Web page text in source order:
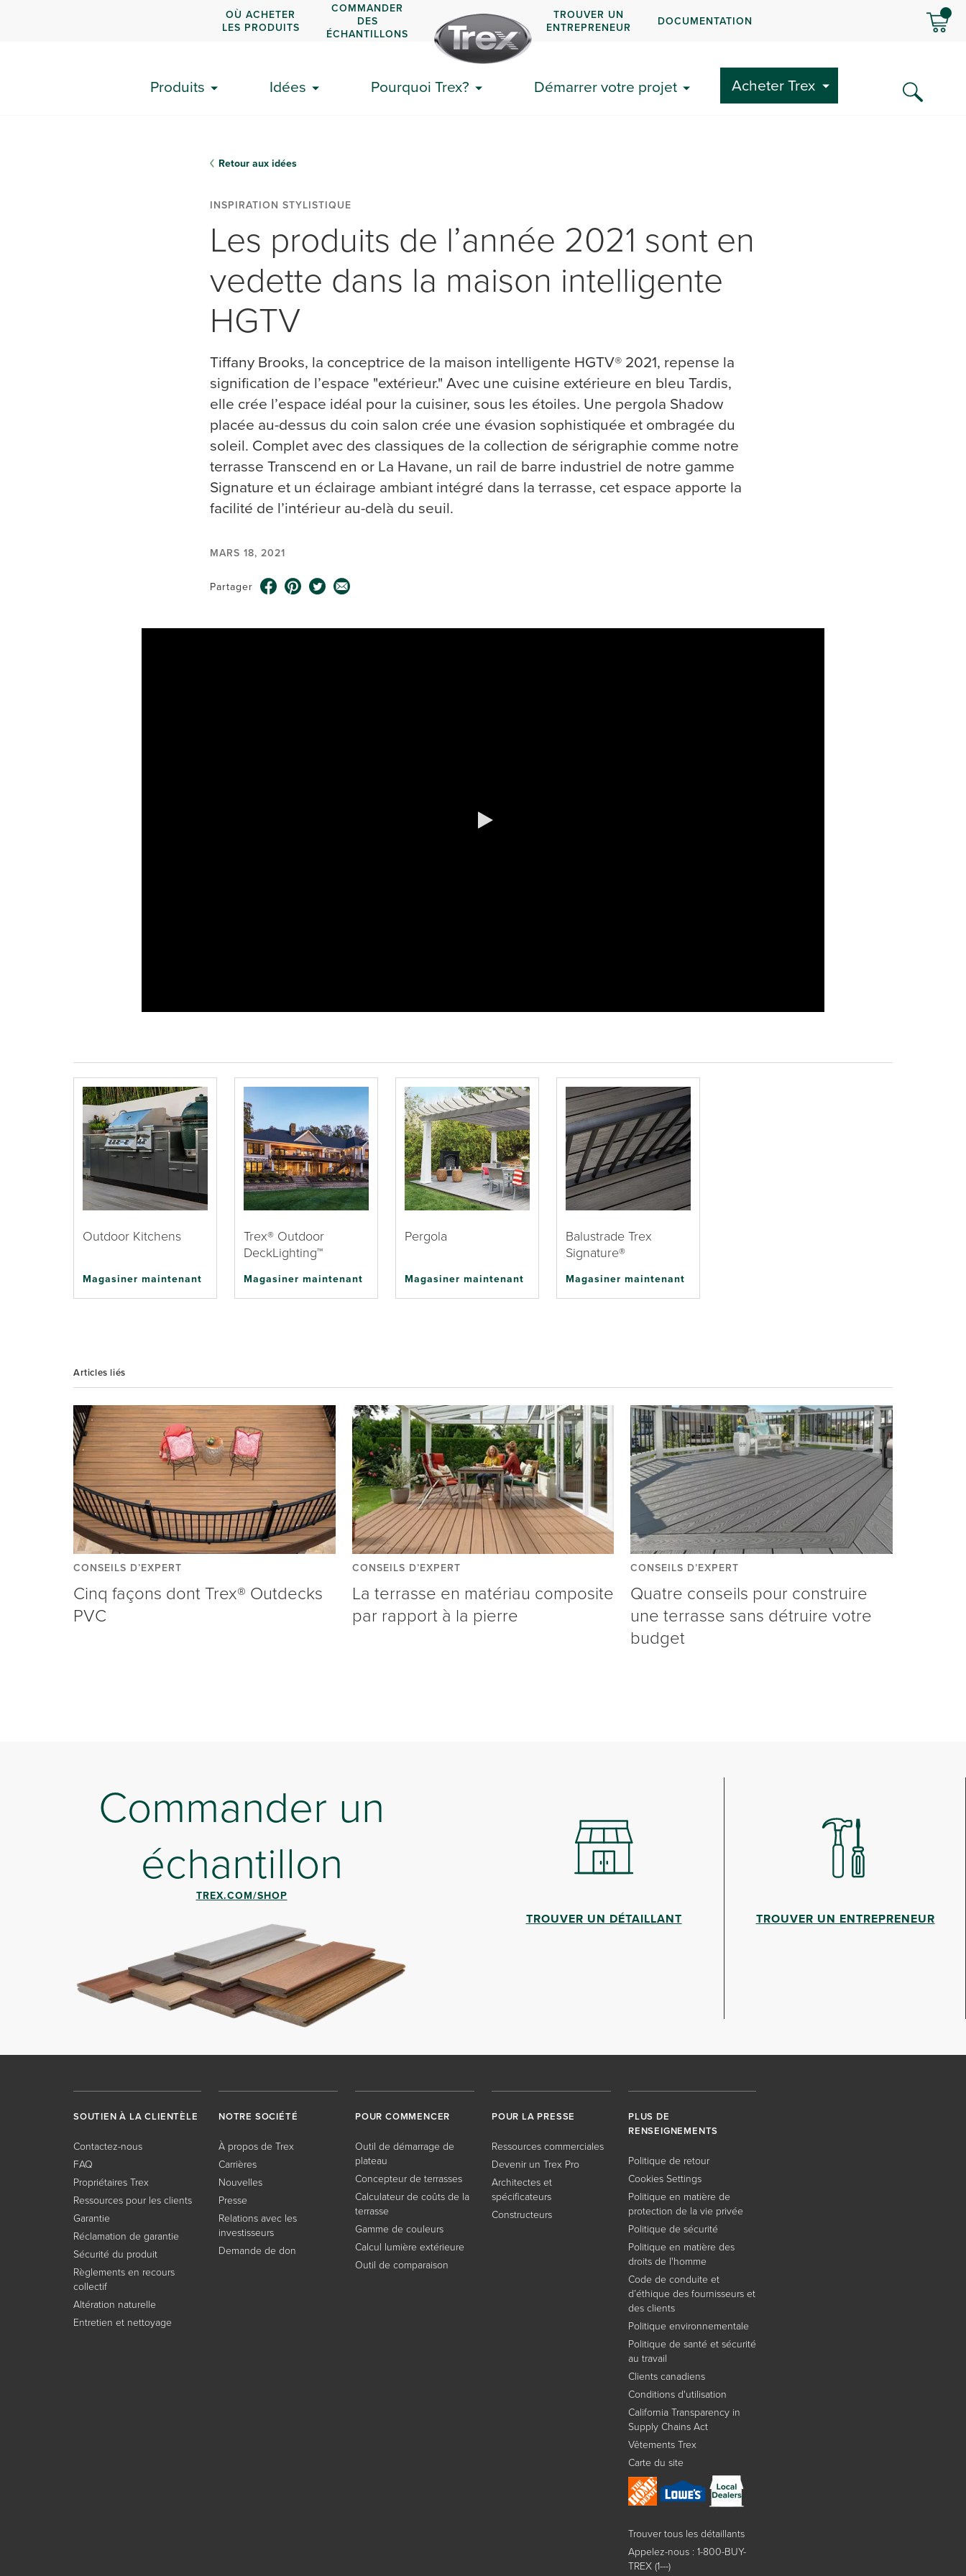
OÙ ACHETER
LES PRODUITS
COMMANDER
DES
ÉCHANTILLONS
TROUVER UN
ENTREPRENEUR
DOCUMENTATION
Produits Idées Pourquoi Trex? Démarrer votre projet Acheter Trex
Retour aux idées
INSPIRATION STYLISTIQUE
Les produits de l’année 2021 sont en
vedette dans la maison intelligente
HGTV
Tiffany Brooks, la conceptrice de la maison intelligente HGTV® 2021, repense la
signification de l’espace "extérieur." Avec une cuisine extérieure en bleu Tardis,
elle crée l’espace idéal pour la cuisiner, sous les étoiles. Une pergola Shadow
placée au-dessus du coin salon crée une évasion sophistiquée et ombragée du
soleil. Complet avec des classiques de la collection de sérigraphie comme notre
terrasse Transcend en or La Havane, un rail de barre industriel de notre gamme
Signature et un éclairage ambiant intégré dans la terrasse, cet espace apporte la
facilité de l’intérieur au-delà du seuil.
MARS 18, 2021
Partager
Outdoor Kitchens
Magasiner maintenant
Trex® Outdoor
DeckLighting™
Magasiner maintenant
Pergola
Magasiner maintenant
Balustrade Trex
Signature®
Magasiner maintenant
Articles liés
CONSEILS D’EXPERT
Cinq façons dont Trex® Outdecks
PVC
CONSEILS D’EXPERT
La terrasse en matériau composite
par rapport à la pierre
CONSEILS D’EXPERT
Quatre conseils pour construire
une terrasse sans détruire votre
budget
Commander un
échantillon
TREX.COM/SHOP
TROUVER UN DÉTAILLANT TROUVER UN ENTREPRENEUR
SOUTIEN À LA CLIENTÈLE
Contactez-nous
FAQ
Propriétaires Trex
Ressources pour les clients
Garantie
Réclamation de garantie
Sécurité du produit
Règlements en recours
collectif
Altération naturelle
Entretien et nettoyage
NOTRE SOCIÉTÉ
À propos de Trex
Carrières
Nouvelles
Presse
Relations avec les
investisseurs
Demande de don
POUR COMMENCER
Outil de démarrage de
plateau
Concepteur de terrasses
Calculateur de coûts de la
terrasse
Gamme de couleurs
Calcul lumière extérieure
Outil de comparaison
POUR LA PRESSE
Ressources commerciales
Devenir un Trex Pro
Architectes et
spécificateurs
Constructeurs
PLUS DE
RENSEIGNEMENTS
Politique de retour
Cookies Settings
Politique en matière de
protection de la vie privée
Politique de sécurité
Politique en matière des
droits de l'homme
Code de conduite et
d’éthique des fournisseurs et
des clients
Politique environnementale
Politique de santé et sécurité
au travail
Clients canadiens
Conditions d'utilisation
California Transparency in
Supply Chains Act
Vêtements Trex
Carte du site
Trouver tous les détaillants
Appelez-nous : 1-800-BUY-
TREX (1---)